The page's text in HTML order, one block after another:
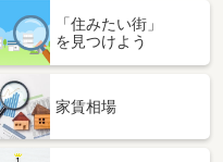
「住みたい街」
を見つけよう
家賃相場